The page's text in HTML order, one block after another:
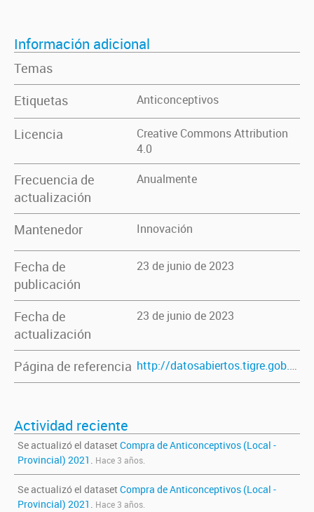
Información adicional
Temas
Etiquetas
Anticonceptivos
Licencia
Creative Commons Attribution
4.0
Frecuencia de
actualización
Anualmente
Mantenedor Innovación
Fecha de
publicación
23 de junio de 2023
Fecha de
actualización
23 de junio de 2023
Página de referencia http://datosabiertos.tigre.gob.ar/dataset/compra-de-anticonceptivos-local-provincial-2021
Actividad reciente
Se actualizó el dataset Compra de Anticonceptivos (Local -
Provincial) 2021 . Hace 3 años.
Se actualizó el dataset Compra de Anticonceptivos (Local -
Provincial) 2021 . Hace 3 años.